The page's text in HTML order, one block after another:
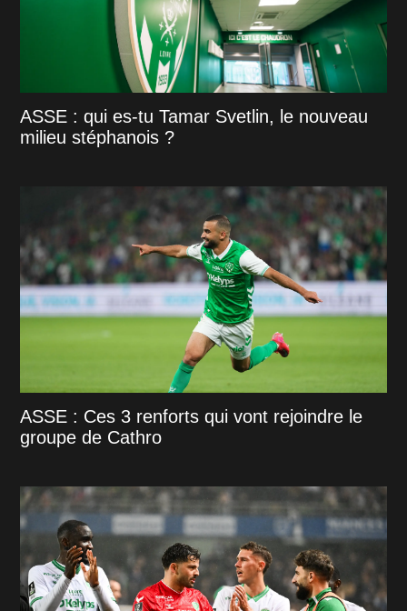
ASSE : qui es-tu Tamar Svetlin, le nouveau
milieu stéphanois ?
ASSE : Ces 3 renforts qui vont rejoindre le
groupe de Cathro